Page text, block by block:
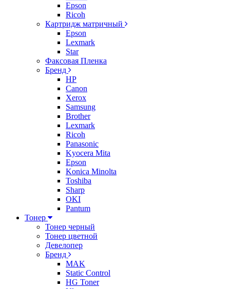
Epson
Ricoh
Картридж матричный
Epson
Lexmark
Star
Факсовая Пленка
Бренд
HP
Canon
Xerox
Samsung
Brother
Lexmark
Ricoh
Panasonic
Kyocera Mita
Epson
Konica Minolta
Toshiba
Sharp
OKI
Pantum
Тонер
Тонер черный
Тонер цветной
Девелопер
Бренд
MAK
Static Control
HG Toner